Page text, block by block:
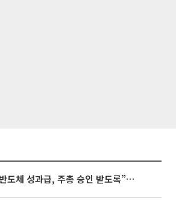
김정관 장관 “반도체 성과급, 주총 승인 받도록”…상법·자본시장법 개정 시사